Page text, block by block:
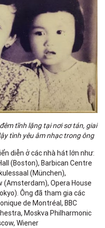
tĩnh lặng tại nơi sơ tán, giai
tình yêu âm nhạc trong ông
diễn ở các nhà hát lớn như:
(Boston), Barbican Centre
(München),
(Amsterdam), Opera House
Ông đã tham gia các
de Montréal, BBC
Moskva Philharmonic
Wiener